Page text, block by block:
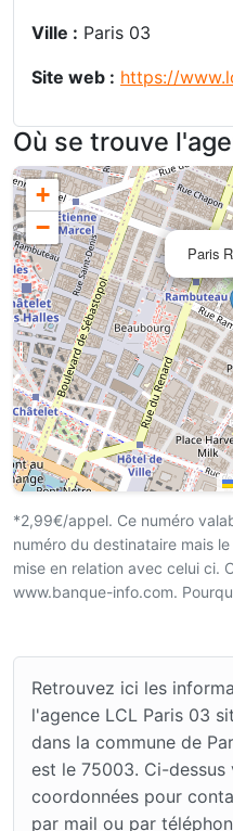
Ville : Paris 03
Site web : https://
Où se trouve
Paris
+
−
*2,99€/appel. Ce numéro
numéro du destinataire mais
mise en relation avec celui ci.
www.banque-info.com.
Retrouvez ici les
l'agence LCL Paris 03
dans la commune de
est le 75003. Ci-
coordonnées pour
par mail ou par